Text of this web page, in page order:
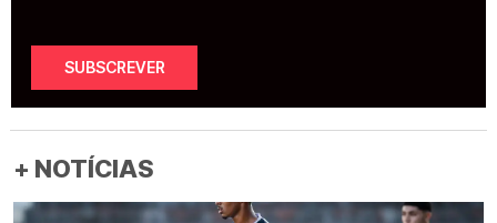
SUBSCREVER
+ NOTÍCIAS